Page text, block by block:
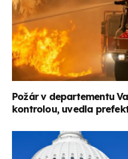
Požár v departementu
kontrolou, uvedla